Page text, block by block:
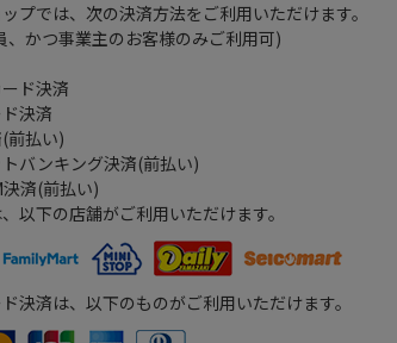
プでは、次の決済方法をご利用いただけます。
、かつ事業主のお客様のみご利用可)
ド決済
決済
前払い)
バンキング決済(前払い)
決済(前払い)
以下の店舗がご利用いただけます。
決済は、以下のものがご利用いただけます。